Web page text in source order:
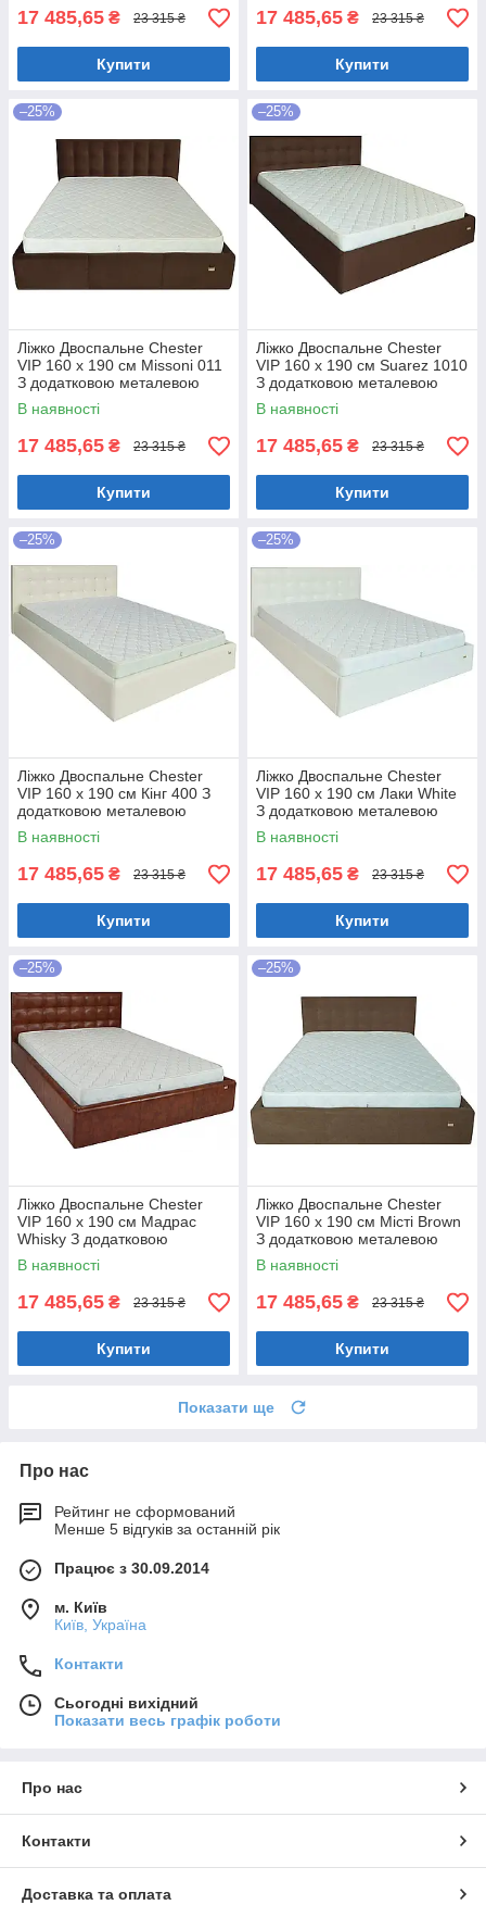
17 485,65 ₴ 23 315 ₴
Купити
17 485,65 ₴ 23 315 ₴
Купити
–25%
Ліжко Двоспальне Chester
VIP 160 х 190 см Missoni 011
З додатковою металевою
цільнозварною рамою
Темно-коричневий
В наявності
17 485,65 ₴ 23 315 ₴
Купити
–25%
Ліжко Двоспальне Chester
VIP 160 х 190 см Suarez 1010
З додатковою металевою
цільнозварною рамою
Коричневий
В наявності
17 485,65 ₴ 23 315 ₴
Купити
–25%
Ліжко Двоспальне Chester
VIP 160 х 190 см Кінг 400 З
додатковою металевою
цільнозварною рамою C1
Білий
В наявності
17 485,65 ₴ 23 315 ₴
Купити
–25%
Ліжко Двоспальне Chester
VIP 160 х 190 см Лаки White
З додатковою металевою
цільнозварною рамою Білий
В наявності
17 485,65 ₴ 23 315 ₴
Купити
–25%
Ліжко Двоспальне Chester
VIP 160 х 190 см Мадрас
Whisky З додатковою
металевою цільнозварною
рамою Коричневий
В наявності
17 485,65 ₴ 23 315 ₴
Купити
–25%
Ліжко Двоспальне Chester
VIP 160 х 190 см Місті Brown
З додатковою металевою
цільнозварною рамою
Коричневий
В наявності
17 485,65 ₴ 23 315 ₴
Купити
Показати ще
Про нас
Рейтинг не сформований
Менше 5 відгуків за останній рік
Працює з 30.09.2014
м. Київ
Київ, Україна
Контакти
Сьогодні вихідний
Показати весь графік роботи
Про нас
Контакти
Доставка та оплата